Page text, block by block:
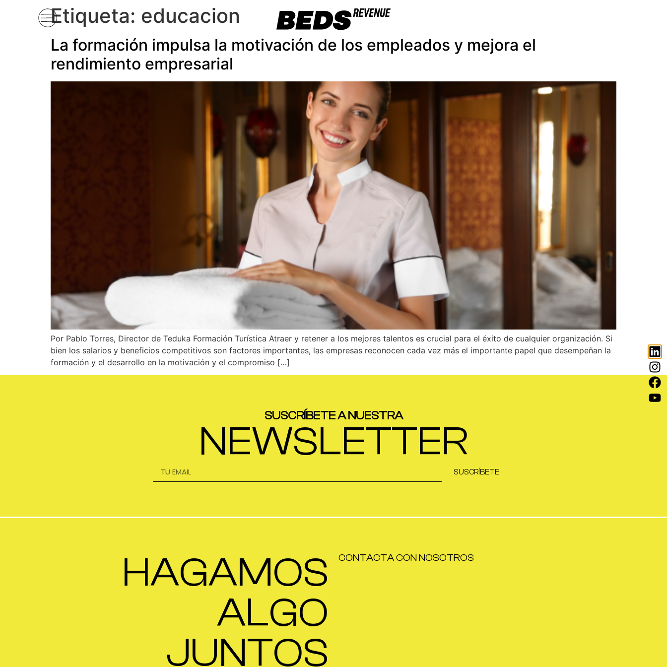
Etiqueta: educacion
La formación impulsa la motivación de los empleados y mejora el
rendimiento empresarial
Por Pablo Torres, Director de Teduka Formación Turística Atraer y retener a los mejores talentos es crucial para el éxito de cualquier organización. Si
bien los salarios y beneficios competitivos son factores importantes, las empresas reconocen cada vez más el importante papel que desempeñan la
formación y el desarrollo en la motivación y el compromiso […]
SUSCRÍBETE A NUESTRA
NEWSLETTER
SUSCRÍBETE
HAGAMOS
ALGO
JUNTOS
CONTACTA CON NOSOTROS